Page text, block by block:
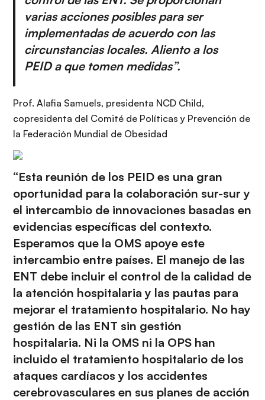
varias acciones posibles para ser
implementadas de acuerdo con las
circunstancias locales. Aliento a los
PEID a que tomen medidas”.
Prof. Alafia Samuels, presidenta NCD Child,
copresidenta del Comité de Políticas y Prevención de
la Federación Mundial de Obesidad
“Esta reunión de los PEID es una gran
oportunidad para la colaboración sur-sur y
el intercambio de innovaciones basadas en
evidencias específicas del contexto.
Esperamos que la OMS apoye este
intercambio entre países. El manejo de las
ENT debe incluir el control de la calidad de
la atención hospitalaria y las pautas para
mejorar el tratamiento hospitalario. No hay
gestión de las ENT sin gestión
hospitalaria. Ni la OMS ni la OPS han
incluido el tratamiento hospitalario de los
ataques cardíacos y los accidentes
cerebrovasculares en sus planes de acción